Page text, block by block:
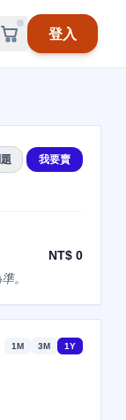
登入
我要賣
NT$ 0
。
1M 3M 1Y